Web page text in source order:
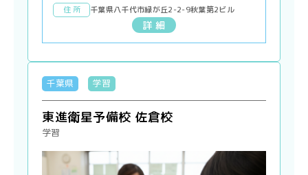
住 所 千葉県八千代市緑が丘2-2-9秋葉第2ビル
詳 細
千葉県 学習
東進衛星予備校 佐倉校
学習